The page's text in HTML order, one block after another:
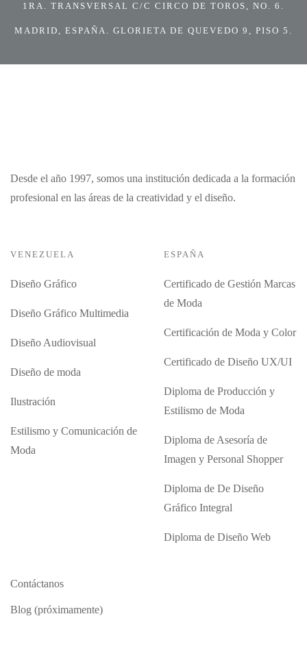
1RA. TRANSVERSAL C/C CIRCO DE TOROS, NO. 6.
MADRID, ESPAÑA. GLORIETA DE QUEVEDO 9, PISO 5.
Desde el año 1997, somos una institución dedicada a la formación
profesional en las áreas de la creatividad y el diseño.
VENEZUELA
Diseño Gráfico
Diseño Gráfico Multimedia
Diseño Audiovisual
Diseño de moda
Ilustración
Estilismo y Comunicación de
Moda
ESPAÑA
Certificado de Gestión Marcas
de Moda
Certificación de Moda y Color
Certificado de Diseño UX/UI
Diploma de Producción y
Estilismo de Moda
Diploma de Asesoría de
Imagen y Personal Shopper
Diploma de De Diseño
Gráfico Integral
Diploma de Diseño Web
Contáctanos
Blog (próximamente)